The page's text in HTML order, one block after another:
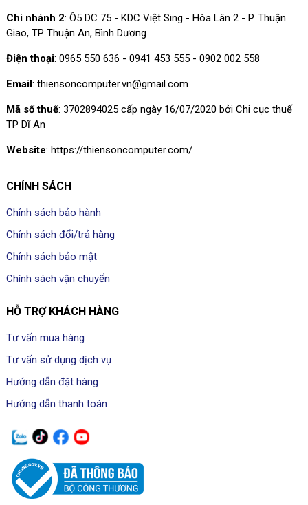
Chi nhánh 2: Ô5 DC 75 - KDC Việt Sing - Hòa Lân 2 - P. Thuận
Giao, TP Thuận An, Bình Dương
Điện thoại: 0965 550 636 - 0941 453 555 - 0902 002 558
Email: thiensoncomputer.vn@gmail.com
Mã số thuế: 3702894025 cấp ngày 16/07/2020 bởi Chi cục thuế
TP Dĩ An
Website: https://thiensoncomputer.com/
CHÍNH SÁCH
Chính sách bảo hành
Chính sách đổi/trả hàng
Chính sách bảo mật
Chính sách vận chuyển
HỖ TRỢ KHÁCH HÀNG
Tư vấn mua hàng
Tư vấn sử dụng dịch vụ
Hướng dẫn đặt hàng
Hướng dẫn thanh toán